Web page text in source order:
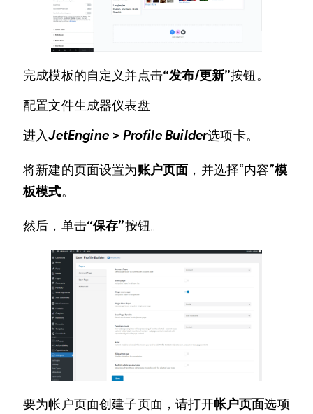
完成模板的自定义并点击“发布/更新”按钮。
配置文件生成器仪表盘
进入JetEngine > Profile Builder选项卡。
将新建的页面设置为账户页面 ，并选择“内容”模
板模式。
然后，单击“保存”按钮。
要为帐户页面创建子页面，请打开帐户页面选项